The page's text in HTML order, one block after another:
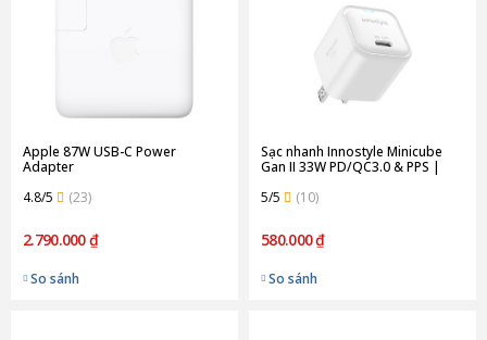
Apple 87W USB-C Power
Adapter
4.8/5
(23)
2.790.000 ₫
So sánh
Sạc nhanh Innostyle Minicube
Gan II 33W PD/QC3.0 & PPS |
5/5
(10)
580.000 ₫
So sánh